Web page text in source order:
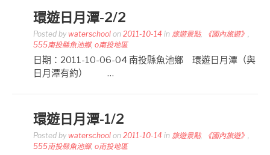
環遊日月潭-2/2
Posted by waterschool on 2011-10-14 in 旅遊景點, 《國內旅遊》 ,
555南投縣魚池鄉, o南投地區
日期：2011-10-06-04 南投縣魚池鄉 環遊日月潭（與
日月潭有約） …
環遊日月潭-1/2
Posted by waterschool on 2011-10-14 in 旅遊景點, 《國內旅遊》
555南投縣魚池鄉, o南投地區